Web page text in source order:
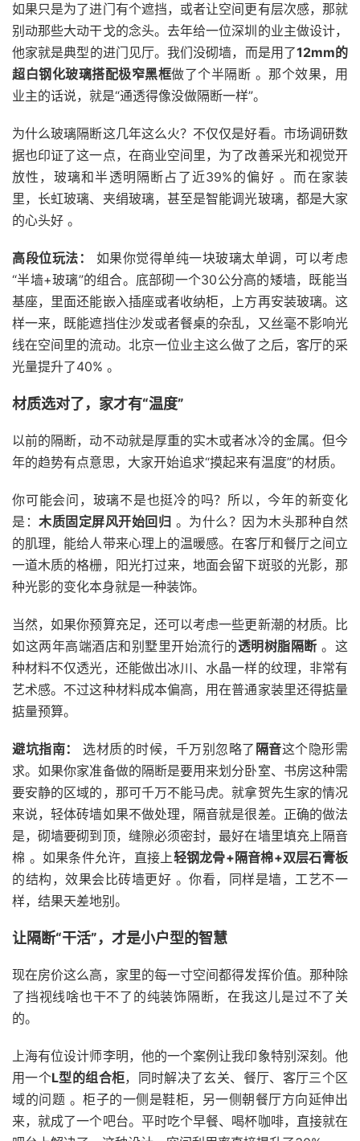
如果只是为了进门有个遮挡，或者让空间更有层次感，那就
别动那些大动干戈的念头。去年给一位深圳的业主做设计，
他家就是典型的进门见厅。我们没砌墙，而是用了12mm的
超白钢化玻璃搭配极窄黑框做了个半隔断 。那个效果，用
业主的话说，就是“通透得像没做隔断一样”。
为什么玻璃隔断这几年这么火？不仅仅是好看。市场调研数
据也印证了这一点，在商业空间里，为了改善采光和视觉开
放性，玻璃和半透明隔断占了近39%的偏好 。而在家装
里，长虹玻璃、夹绢玻璃，甚至是智能调光玻璃，都是大家
的心头好 。
高段位玩法：
如果你觉得单纯一块玻璃太单调，可以考虑
“半墙+玻璃”的组合。底部砌一个30公分高的矮墙，既能当
基座，里面还能嵌入插座或者收纳柜，上方再安装玻璃。这
样一来，既能遮挡住沙发或者餐桌的杂乱，又丝毫不影响光
线在空间里的流动。北京一位业主这么做了之后，客厅的采
光量提升了40% 。
材质选对了，家才有“温度”
以前的隔断，动不动就是厚重的实木或者冰冷的金属。但今
年的趋势有点意思，大家开始追求“摸起来有温度”的材质。
你可能会问，玻璃不是也挺冷的吗？所以，今年的新变化
是：木质固定屏风开始回归 。为什么？因为木头那种自然
的肌理，能给人带来心理上的温暖感。在客厅和餐厅之间立
一道木质的格栅，阳光打过来，地面会留下斑驳的光影，那
种光影的变化本身就是一种装饰。
当然，如果你预算充足，还可以考虑一些更新潮的材质。比
如这两年高端酒店和别墅里开始流行的透明树脂隔断 。这
种材料不仅透光，还能做出冰川、水晶一样的纹理，非常有
艺术感。不过这种材料成本偏高，用在普通家装里还得掂量
掂量预算。
避坑指南： 选材质的时候，千万别忽略了 隔音这个隐形需
求。如果你家准备做的隔断是要用来划分卧室、书房这种需
要安静的区域的，那可千万不能马虎。就拿贺先生家的情况
来说，轻体砖墙如果不做处理，隔音就是很差。正确的做法
是，砌墙要砌到顶，缝隙必须密封，最好在墙里填充上隔音
棉 。如果条件允许，直接上轻钢龙骨+隔音棉+双层石膏板
的结构，效果会比砖墙更好 。你看，同样是墙，工艺不一
样，结果天差地别。
让隔断“干活”，才是小户型的智慧
现在房价这么高，家里的每一寸空间都得发挥价值。那种除
了挡视线啥也干不了的纯装饰隔断，在我这儿是过不了关
的。
上海有位设计师李明，他的一个案例让我印象特别深刻。他
用一个L型的组合柜，同时解决了玄关、餐厅、客厅三个区
域的问题 。柜子的一侧是鞋柜，另一侧朝餐厅方向延伸出
来，就成了一个吧台。平时吃个早餐、喝杯咖啡，直接就在